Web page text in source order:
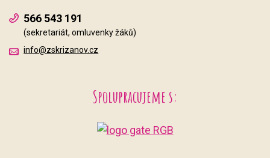
566 543 191
(sekretariát, omluvenky žáků)
info@zskrizanov.cz
Spolupracujeme s: